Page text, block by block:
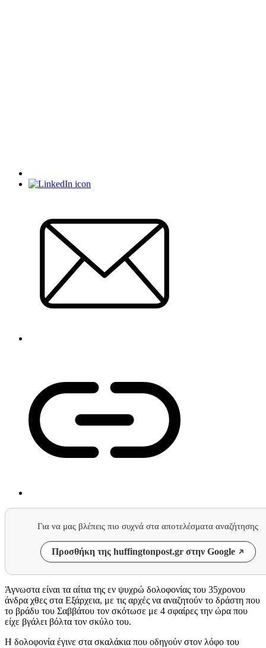
Για να μας βλέπεις πιο συχνά στα αποτελέσματα αναζήτησης
Προσθήκη της huffingtonpost.gr στην Google
Άγνωστα είναι τα αίτια της εν ψυχρώ δολοφονίας του 35χρονου
άνδρα χθες στα Εξάρχεια, με τις αρχές να αναζητούν το δράστη που
το βράδυ του Σαββάτου τον σκότωσε με 4 σφαίρες την ώρα που
είχε βγάλει βόλτα τον σκύλο του.
Η δολοφονία έγινε στα σκαλάκια που οδηγούν στον λόφο του